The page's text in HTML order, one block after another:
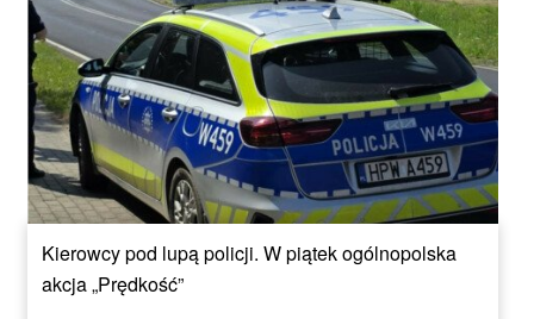
Kierowcy pod lupą policji. W piątek ogólnopolska
akcja „Prędkość”